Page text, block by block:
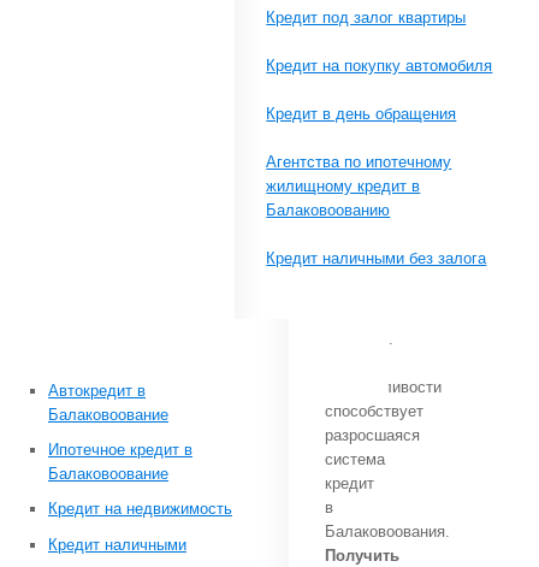
Кредит под залог квартиры
Кредит на покупку автомобиля
Кредит в день обращения
Агентства по ипотечному
жилищному кредит в
Балаковоованию
Кредит наличными без залога
и
то
же
время,
он
подумал.
нетерпеливости
способствует
разросшаяся
система
кредит
в
Балаковоования.
Получить
Автокредит в
Балаковоование
Ипотечное кредит в
Балаковоование
Кредит на недвижимость
Кредит наличными